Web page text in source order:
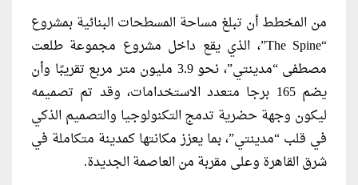
من المخطط أن تبلغ مساحة المسطحات البنائية بمشروع
“The Spine”، الذي يقع داخل مشروع مجموعة طلعت
مصطفى “مدينتي”، نحو 3.9 مليون متر مربع تقريبًا وأن
يضم 165 برجا متعدد الاستخدامات، وقد تم تصميمه
ليكون وجهة حضرية تدمج التكنولوجيا والتصميم الذكي
في قلب “مدينتي”، بما يعزز مكانتها كمدينة متكاملة في
شرق القاهرة وعلى مقربة من العاصمة الجديدة.